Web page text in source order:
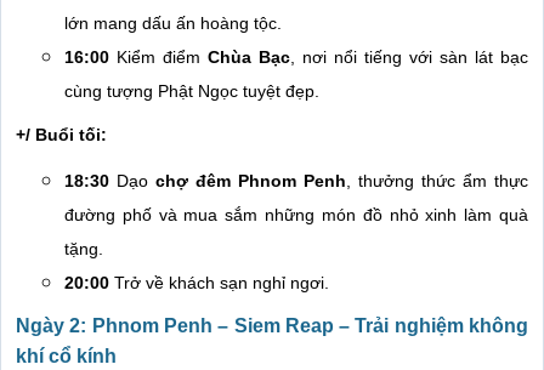
lớn mang dấu ấn hoàng tộc.
16:00 Kiểm điểm Chùa Bạc , nơi nổi tiếng với sàn lát bạc
cùng tượng Phật Ngọc tuyệt đẹp.
+/ Buổi tối:
18:30 Dạo chợ đêm Phnom Penh, thưởng thức ẩm thực
đường phố và mua sắm những món đồ nhỏ xinh làm quà
tặng.
20:00 Trở về khách sạn nghỉ ngơi.
Ngày 2: Phnom Penh – Siem Reap – Trải nghiệm không
khí cổ kính